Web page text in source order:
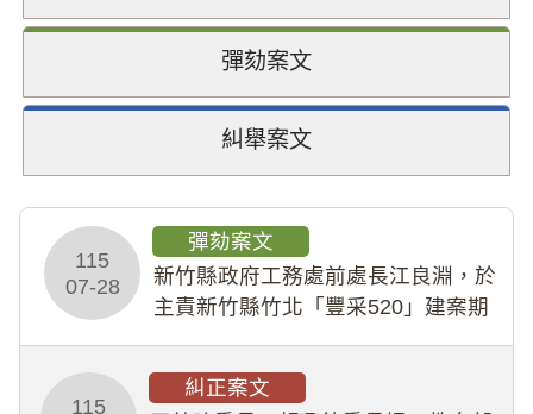
彈劾案文
糾舉案文
115
07-28
彈劾案文
新竹縣政府工務處前處長江良淵，於
主責新竹縣竹北「豐采520」建案期
幣1,483萬餘元，並長期收受建商餽
贈；復罔顧公共安全，圖利默許建商
115
糾正案文